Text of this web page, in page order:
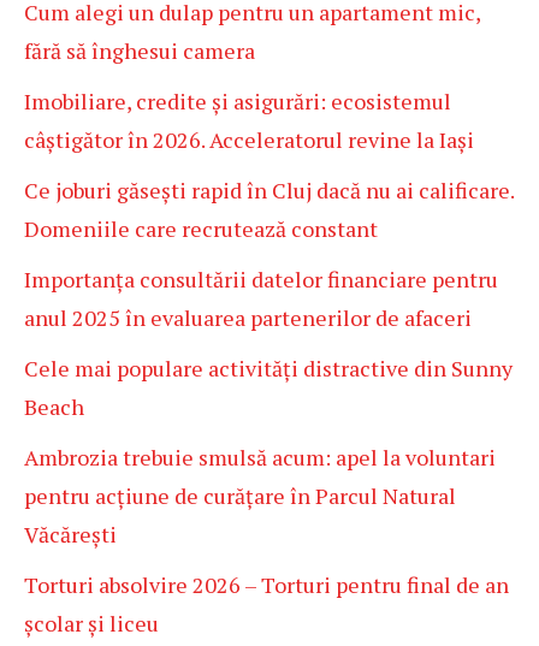
Cum alegi un dulap pentru un apartament mic,
fără să înghesui camera
Imobiliare, credite și asigurări: ecosistemul
câștigător în 2026. Acceleratorul revine la Iași
Ce joburi găsești rapid în Cluj dacă nu ai calificare.
Domeniile care recrutează constant
Importanța consultării datelor financiare pentru
anul 2025 în evaluarea partenerilor de afaceri
Cele mai populare activități distractive din Sunny
Beach
Ambrozia trebuie smulsă acum: apel la voluntari
pentru acțiune de curățare în Parcul Natural
Văcărești
Torturi absolvire 2026 – Torturi pentru final de an
școlar și liceu